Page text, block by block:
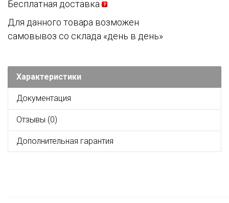
Бесплатная доставка
Для данного товара возможен
самовывоз со склада «день в день»
Характеристики
Документация
Отзывы (0)
Дополнительная гарантия